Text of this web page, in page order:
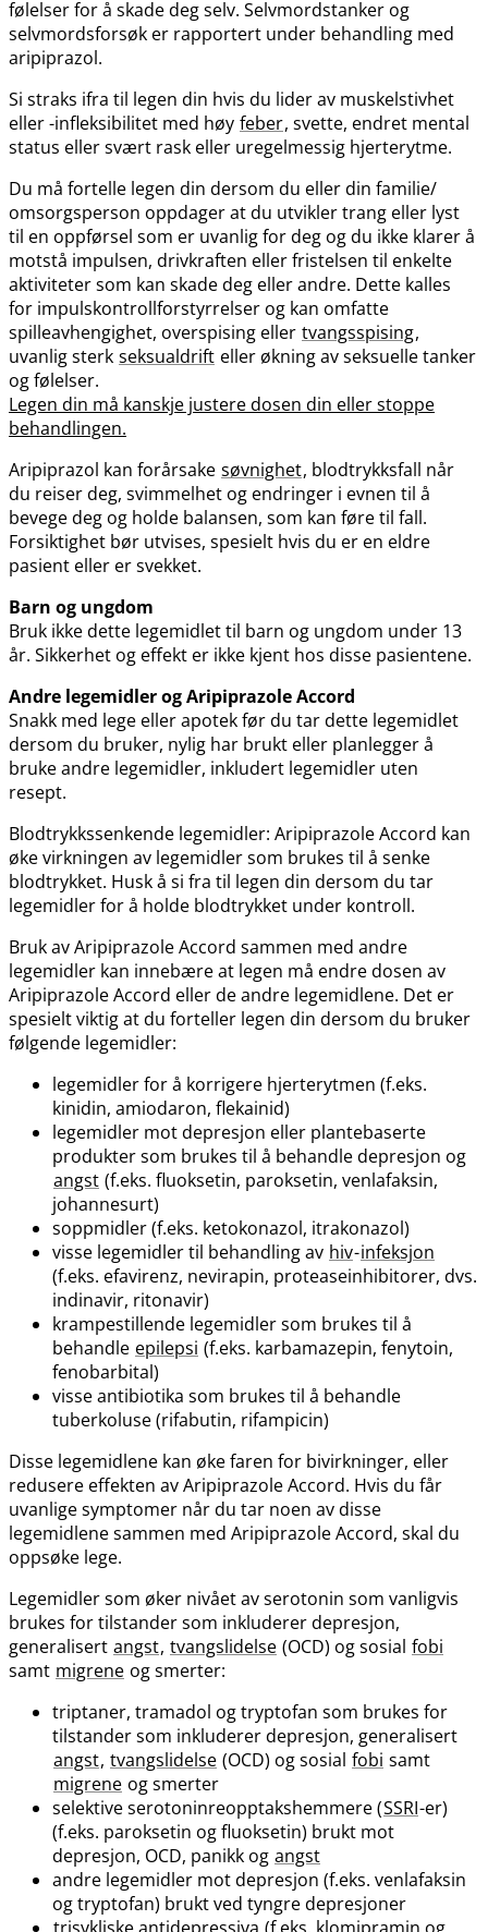
følelser for å skade deg selv. Selvmordstanker og
selvmordsforsøk er rapportert under behandling med
aripiprazol.
Si straks ifra til legen din hvis du lider av muskelstivhet
eller -infleksibilitet med høy feber, svette, endret mental
status eller svært rask eller uregelmessig hjerterytme.
Du må fortelle legen din dersom du eller din familie​/​
omsorgsperson oppdager at du utvikler trang eller lyst
til en oppførsel som er uvanlig for deg og du ikke klarer å
motstå impulsen, drivkraften eller fristelsen til enkelte
aktiviteter som kan skade deg eller andre. Dette kalles
for impulskontrollforstyrrelser og kan omfatte
spilleavhengighet, overspising eller tvangsspising,
uvanlig sterk seksualdrift eller økning av seksuelle tanker
og følelser.
Legen din må kanskje justere dosen din eller stoppe
behandlingen.
Aripiprazol kan forårsake søvnighet, blodtrykksfall når
du reiser deg, svimmelhet og endringer i evnen til å
bevege deg og holde balansen, som kan føre til fall.
Forsiktighet bør utvises, spesielt hvis du er en eldre
pasient eller er svekket.
Barn og ungdom
Bruk ikke dette legemidlet til barn og ungdom under 13
år. Sikkerhet og effekt er ikke kjent hos disse pasientene.
Andre legemidler og Aripiprazole Accord
Snakk med lege eller apotek før du tar dette legemidlet
dersom du bruker, nylig har brukt eller planlegger å
bruke andre legemidler, inkludert legemidler uten
resept.
Blodtrykkssenkende legemidler: Aripiprazole Accord kan
øke virkningen av legemidler som brukes til å senke
blodtrykket. Husk å si fra til legen din dersom du tar
legemidler for å holde blodtrykket under kontroll.
Bruk av Aripiprazole Accord sammen med andre
legemidler kan innebære at legen må endre dosen av
Aripiprazole Accord eller de andre legemidlene. Det er
spesielt viktig at du forteller legen din dersom du bruker
følgende legemidler:
legemidler for å korrigere hjerterytmen (f.eks.
kinidin, amiodaron, flekainid)
legemidler mot depresjon eller plantebaserte
produkter som brukes til å behandle depresjon og
angst (f.eks. fluoksetin, paroksetin, venlafaksin,
johannesurt)
soppmidler (f.eks. ketokonazol, itrakonazol)
visse legemidler til behandling av hiv-infeksjon
(f.eks. efavirenz, nevirapin, proteaseinhibitorer, dvs.
indinavir, ritonavir)
krampestillende legemidler som brukes til å
behandle epilepsi (f.eks. karbamazepin, fenytoin,
fenobarbital)
visse antibiotika som brukes til å behandle
tuberkoluse (rifabutin, rifampicin)
Disse legemidlene kan øke faren for bivirkninger, eller
redusere effekten av Aripiprazole Accord. Hvis du får
uvanlige symptomer når du tar noen av disse
legemidlene sammen med Aripiprazole Accord, skal du
oppsøke lege.
Legemidler som øker nivået av serotonin som vanligvis
brukes for tilstander som inkluderer depresjon,
generalisert angst, tvangslidelse (OCD) og sosial fobi
samt migrene og smerter:
triptaner, tramadol og tryptofan som brukes for
tilstander som inkluderer depresjon, generalisert
angst, tvangslidelse (OCD) og sosial fobi samt
migrene og smerter
selektive serotoninreopptakshemmere (SSRI-er)
(f.eks. paroksetin og fluoksetin) brukt mot
depresjon, OCD, panikk og angst
andre legemidler mot depresjon (f.eks. venlafaksin
og tryptofan) brukt ved tyngre depresjoner